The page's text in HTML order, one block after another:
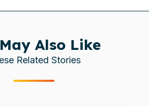
Also Like
Related Stories